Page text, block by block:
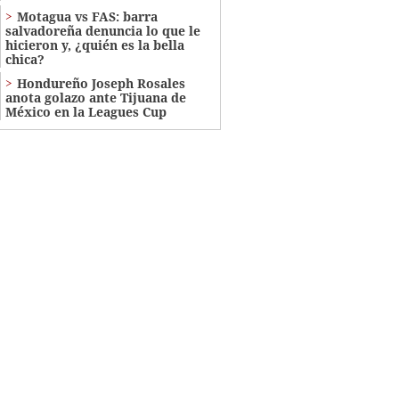
Motagua vs FAS: barra
salvadoreña denuncia lo que le
hicieron y, ¿quién es la bella
chica?
Hondureño Joseph Rosales
anota golazo ante Tijuana de
México en la Leagues Cup